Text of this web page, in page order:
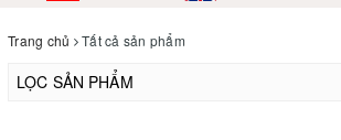
Trang chủ Tất cả sản phẩm
LỌC SẢN PHẨM